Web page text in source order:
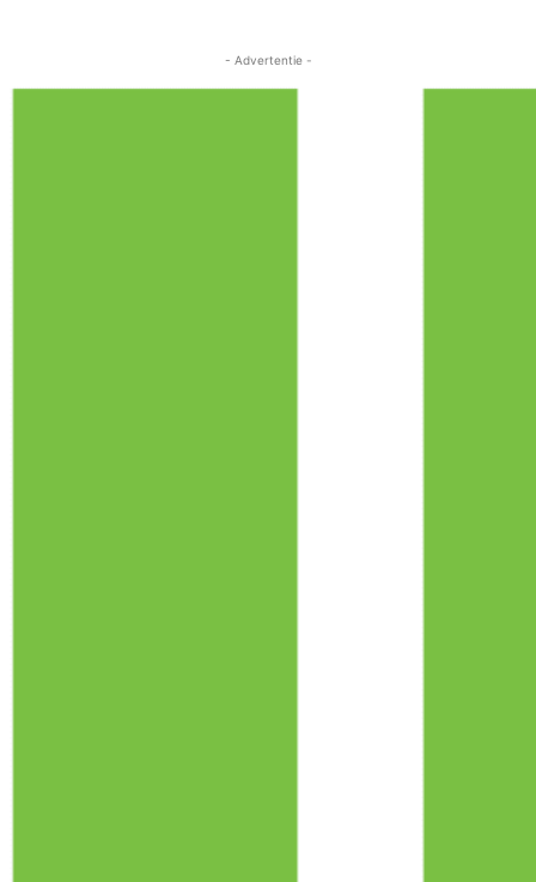
- Advertentie -